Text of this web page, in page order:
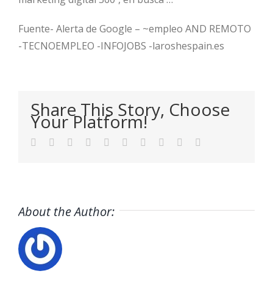
Fuente- Alerta de Google – ~empleo AND REMOTO
-TECNOEMPLEO -INFOJOBS -laroshespain.es
Share This Story, Choose
Your Platform!
Facebook
TwitterLinkedIn
Reddit WhatsApp
TumblrPinterest Xing
About the Author: